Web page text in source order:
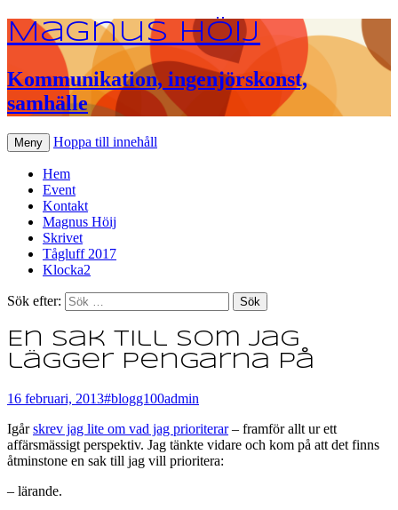
Magnus Höij
Kommunikation, ingenjörskonst,
samhälle
Meny Hoppa till innehåll
Hem
Event
Kontakt
Magnus Höij
Skrivet
Tågluff 2017
Klocka2
Sök efter:
En sak till som jag
lägger pengarna på
16 februari, 2013#blogg100admin
Igårskrev jag lite om vad jag prioriterar– framför allt ur ett
affärsmässigt perspektiv. Jag tänkte vidare och kom på att det finns
åtminstone en sak till jag vill prioritera:
– lärande.